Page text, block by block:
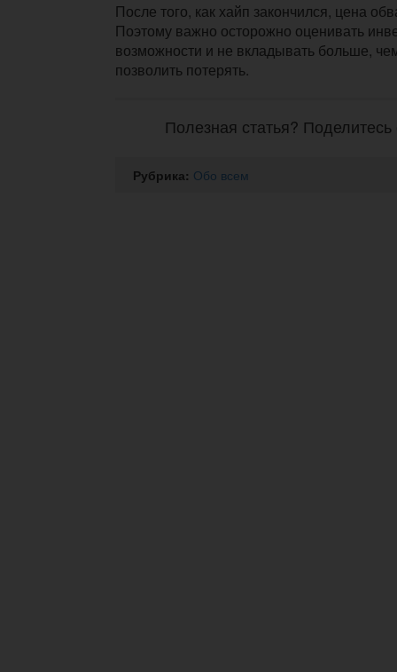
После того, как хайп закончился, цена
Поэтому важно осторожно оценивать
возможности и не вкладывать больше,
позволить потерять.
Полезная статья?
Рубрика: Обо всем